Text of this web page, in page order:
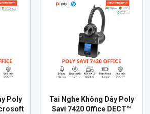
Poly
Tai Nghe Không Dây Poly
Savi 7420 Office DECT™